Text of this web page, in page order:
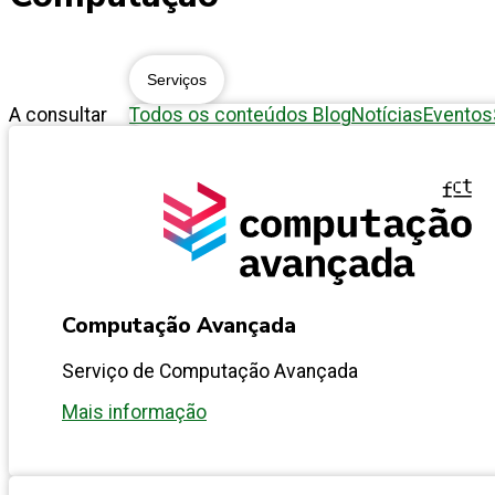
A consultar
Serviços
Todos os conteúdos BlogNotíciasEventos
Computação Avançada
Serviço de Computação Avançada
Mais informação